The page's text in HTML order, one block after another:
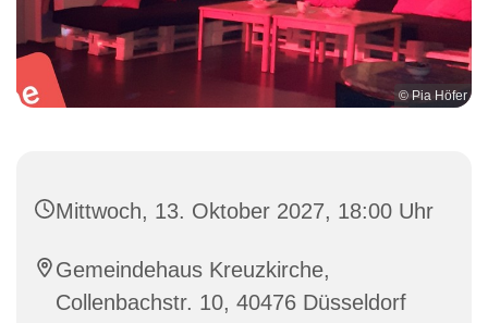
© Pia Höfer
Mittwoch, 13. Oktober 2027, 18:00 Uhr
Gemeindehaus Kreuzkirche,
Collenbachstr. 10, 40476 Düsseldorf